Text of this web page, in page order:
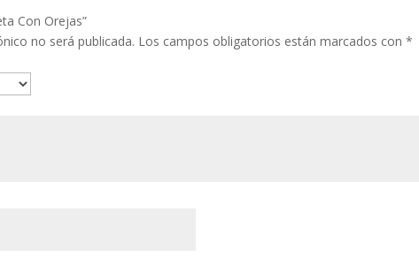
Con Orejas”
no será publicada. Los campos obligatorios están marcados con*